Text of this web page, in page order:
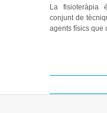
La fisioteràpia
conjunt de
agents físics que